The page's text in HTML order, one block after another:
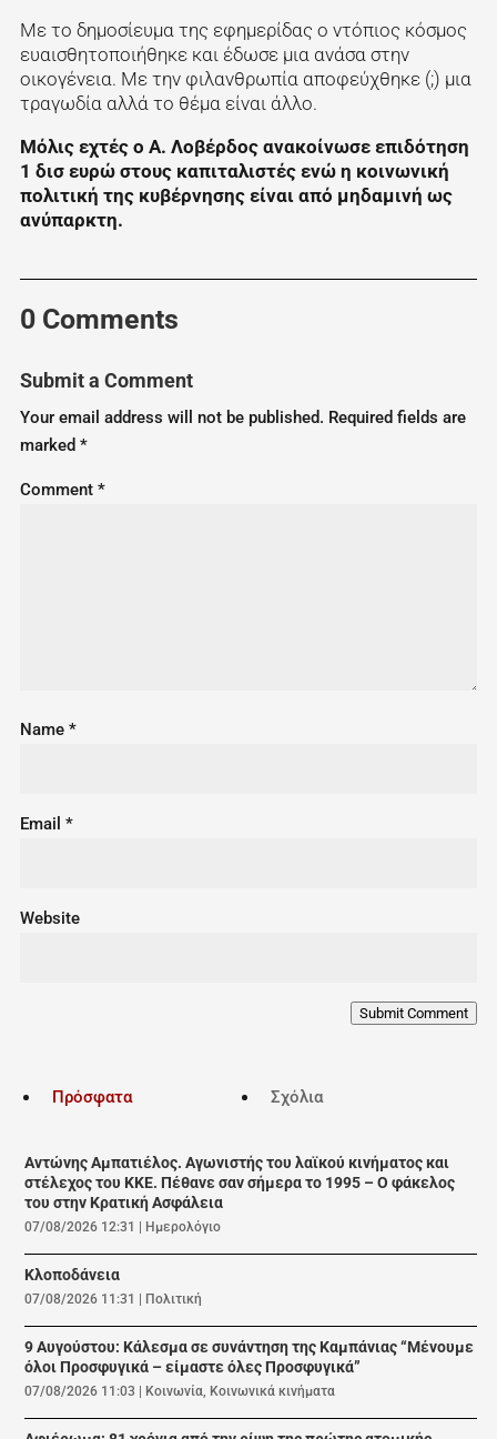
Με το δημοσίευμα της εφημερίδας ο ντόπιος κόσμος
ευαισθητοποιήθηκε και έδωσε μια ανάσα στην
οικογένεια. Με την φιλανθρωπία αποφεύχθηκε (;) μια
τραγωδία αλλά το θέμα είναι άλλο.
Μόλις εχτές ο Α. Λοβέρδος ανακοίνωσε επιδότηση
1 δισ ευρώ στους καπιταλιστές ενώ η κοινωνική
πολιτική της κυβέρνησης είναι από μηδαμινή ως
ανύπαρκτη.
0 Comments
Submit a Comment
Your email address will not be published. Required fields are
marked *
Comment *
Name *
Email *
Website
Submit Comment
Πρόσφατα Σχόλια
Αντώνης Αμπατιέλος. Αγωνιστής του λαϊκού κινήματος και
στέλεχος του ΚΚΕ. Πέθανε σαν σήμερα το 1995 – Ο φάκελος
του στην Κρατική Ασφάλεια
07/08/2026 12:31 | Ημερολόγιο
Κλοποδάνεια
07/08/2026 11:31 | Πολιτική
9 Αυγούστου: Κάλεσμα σε συνάντηση της Καμπάνιας “Μένουμε
όλοι Προσφυγικά – είμαστε όλες Προσφυγικά”
07/08/2026 11:03 | Κοινωνία Κοινωνικά κινήματα